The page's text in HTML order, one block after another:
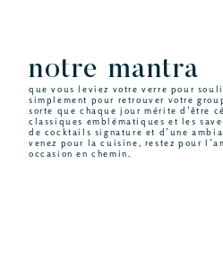
que vous leviez votre verre pour
simplement pour retrouver votre
sorte que chaque jour mérite d’être
classiques emblématiques et les
de cocktails signature et d’une
venez pour la cuisine, restez pour
occasion en chemin.
notre mantra